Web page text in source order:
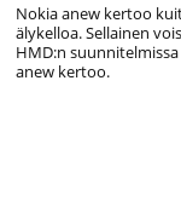
Nokia anew kertoo
älykelloa. Sellainen
HMD:n
anew kertoo.